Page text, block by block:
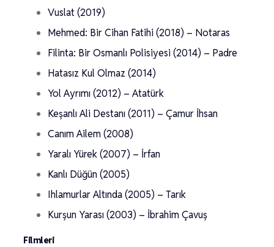
Vuslat (2019)
Mehmed: Bir Cihan Fatihi (2018) – Notaras
Filinta: Bir Osmanlı Polisiyesi (2014) – Padre
Hatasız Kul Olmaz (2014)
Yol Ayrımı (2012) – Atatürk
Keşanlı Ali Destanı (2011) – Çamur İhsan
Canım Ailem (2008)
Yaralı Yürek (2007) – İrfan
Kanlı Düğün (2005)
Ihlamurlar Altında (2005) – Tarık
Kurşun Yarası (2003) – İbrahim Çavuş
Filmleri